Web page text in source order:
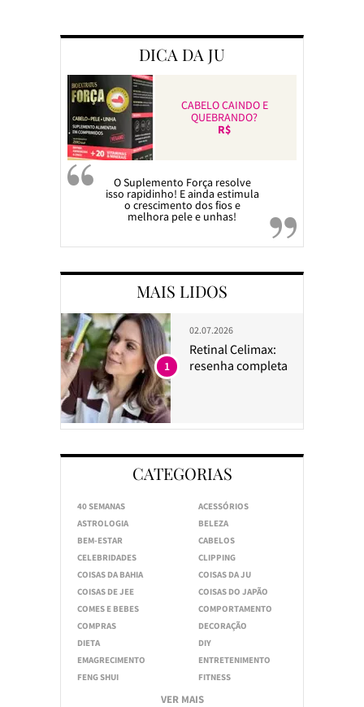
DICA DA JU
CABELO CAINDO E
QUEBRANDO?
R$
O Suplemento Força resolve
isso rapidinho! E ainda estimula
o crescimento dos fios e
melhora pele e unhas!
MAIS LIDOS
02.07.2026
Retinal Celimax:
resenha completa
1
CATEGORIAS
40 SEMANAS
ACESSÓRIOS
ASTROLOGIA
BELEZA
BEM-ESTAR
CABELOS
CELEBRIDADES
CLIPPING
COISAS DA BAHIA
COISAS DA JU
COISAS DE JEE
COISAS DO JAPÃO
COMES E BEBES
COMPORTAMENTO
COMPRAS
DECORAÇÃO
DIETA
DIY
EMAGRECIMENTO
ENTRETENIMENTO
FENG SHUI
FITNESS
VER MAIS